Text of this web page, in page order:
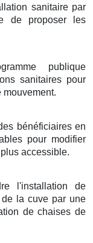
sanitaire par
de proposer les
publique
sanitaires pour
mouvement.
bénéficiaires en
pour modifier
accessible.
l'installation de
la cuve par une
de chaises de